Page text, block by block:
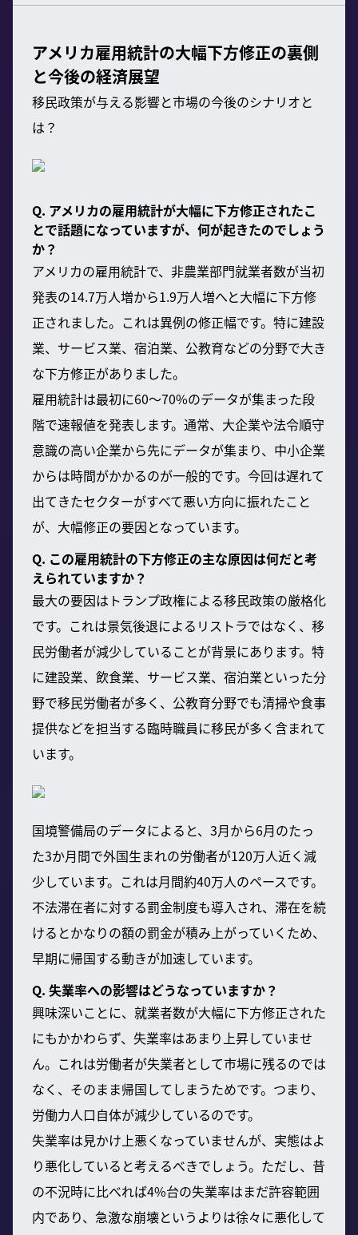
アメリカ雇用統計の大幅下方修正の裏側
と今後の経済展望
移民政策が与える影響と市場の今後のシナリオと
は？
Q. アメリカの雇用統計が大幅に下方修正されたこ
とで話題になっていますが、何が起きたのでしょう
か？
アメリカの雇用統計で、非農業部門就業者数が当初
発表の14.7万人増から1.9万人増へと大幅に下方修
正されました。これは異例の修正幅です。特に建設
業、サービス業、宿泊業、公教育などの分野で大き
な下方修正がありました。
雇用統計は最初に60〜70%のデータが集まった段
階で速報値を発表します。通常、大企業や法令順守
意識の高い企業から先にデータが集まり、中小企業
からは時間がかかるのが一般的です。今回は遅れて
出てきたセクターがすべて悪い方向に振れたこと
が、大幅修正の要因となっています。
Q. この雇用統計の下方修正の主な原因は何だと考
えられていますか？
最大の要因はトランプ政権による移民政策の厳格化
です。これは景気後退によるリストラではなく、移
民労働者が減少していることが背景にあります。特
に建設業、飲食業、サービス業、宿泊業といった分
野で移民労働者が多く、公教育分野でも清掃や食事
提供などを担当する臨時職員に移民が多く含まれて
います。
国境警備局のデータによると、3月から6月のたっ
た3か月間で外国生まれの労働者が120万人近く減
少しています。これは月間約40万人のペースです。
不法滞在者に対する罰金制度も導入され、滞在を続
けるとかなりの額の罰金が積み上がっていくため、
早期に帰国する動きが加速しています。
Q. 失業率への影響はどうなっていますか？
興味深いことに、就業者数が大幅に下方修正された
にもかかわらず、失業率はあまり上昇していませ
ん。これは労働者が失業者として市場に残るのでは
なく、そのまま帰国してしまうためです。つまり、
労働力人口自体が減少しているのです。
失業率は見かけ上悪くなっていませんが、実態はよ
り悪化していると考えるべきでしょう。ただし、昔
の不況時に比べれば4%台の失業率はまだ許容範囲
内であり、急激な崩壊というよりは徐々に悪化して